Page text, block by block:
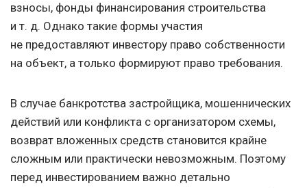
взносы, фонды финансирования строительства
и т. д. Однако такие формы участия
не предоставляют инвестору право собственности
на объект, а только формируют право требования.
В случае банкротства застройщика, мошеннических
действий или конфликта с организатором схемы,
возврат вложенных средств становится крайне
сложным или практически невозможным. Поэтому
перед инвестированием важно детально